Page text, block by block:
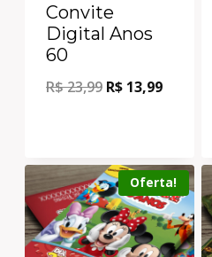
Convite
Digital Anos
60
R$23,99 R$ 13,99
Oferta!